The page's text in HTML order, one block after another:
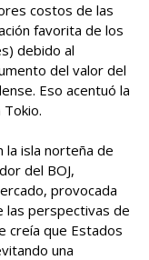
costos de las
favorita de los
debido al
del valor del
Eso acentuó la
la isla norteña de
del BOJ,
provocada
las perspectivas de
creía que Estados
una